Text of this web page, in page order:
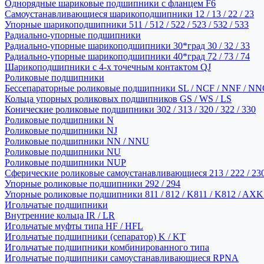
Однорядные шариковые подшипники с фланцем F6
Самоустанавливающиеся шарикоподшипники 12 / 13 / 22 / 23
Упорные шарикоподшипники 511 / 512 / 522 / 523 / 532 / 533
Радиально-упорные подшипники
Радиально-упорные шарикоподшипники 30*град 30 / 32 / 33
Радиально-упорные шарикоподшипники 40*град 72 / 73 / 74
Шарикоподшипники с 4-х точечным контактом QJ
Роликовые подшипники
Бессепараторные роликовые подшипники SL / NCF / NNF /
Кольца упорных роликовых подшипников GS / WS / LS
Конические роликовые подшипники 302 / 313 / 320 / 322 / 330
Роликовые подшипники N
Роликовые подшипники NJ
Роликовые подшипники NN / NNU
Роликовые подшипники NU
Роликовые подшипники NUP
Сферические роликовые самоустанавливающиеся 213 / 222 /
Упорные роликовые подшипники 292 / 294
Упорные роликовые подшипники 811 / 812 / K811 / K812 /
Игольчатые подшипники
Внутренние кольца IR / LR
Игольчатые муфты типа HF / HFL
Игольчатые подшипники (сепаратор) K / KT
Игольчатые подшипники комбинированного типа
Игольчатые подшипники самоустанавливающиеся RPNA